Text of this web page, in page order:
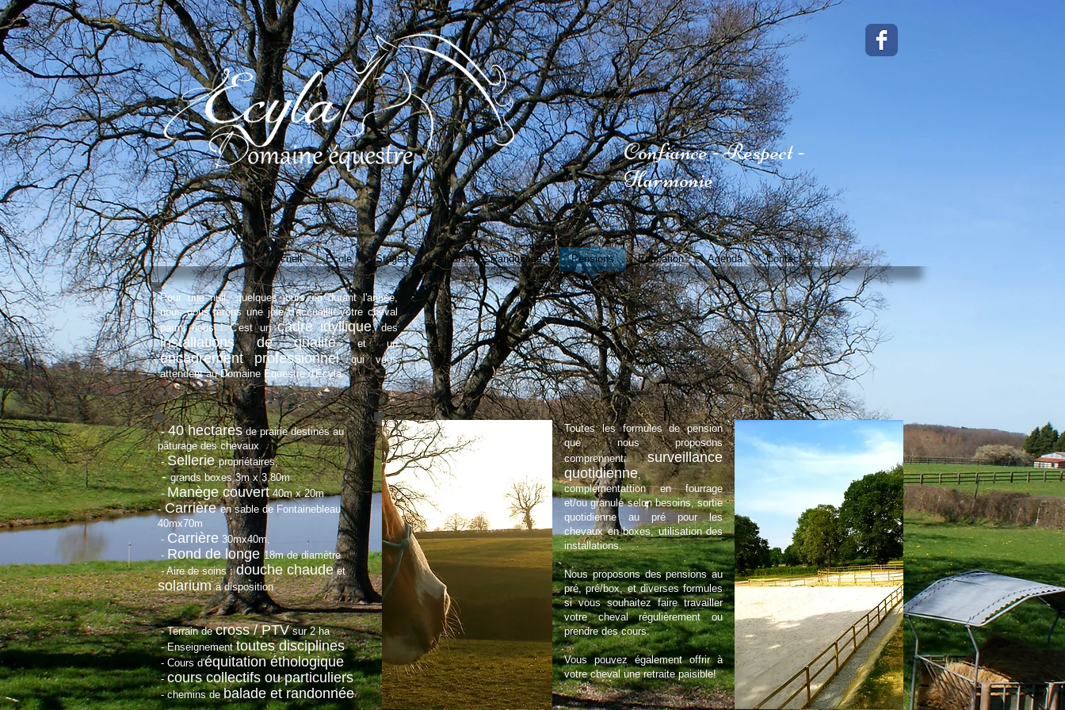
Confiance - Respect -
Harmonie
Accueil Ecole Stages Séjours Randonnées Pensions Education Agenda Contact
Pour une nuit, quelques jours ou durant l'année,
nous nous ferons une joie d'accueillir votre cheval
parmi nous ! C'est uncadre idyllique, des
installations de qualitéet un
encadrement professionnelqui vous
attendent au Domaine Equestre d'Ecyla.
-40hectaresde prairie destinés au
pâturage des chevaux
-Selleriepropriétaires,
-grands boxes3m x 3,80m
-Manège couvert40m x 20m
-Carrièreen sable de Fontainebleau
40mx70m
- Carrière 30mx40m,
- Rond de longe18m de diamètre
- Aire de soins :douche chaudeet
solariumà disposition
- Terrain decross / PTVsur 2 ha
- Enseignementtoutes disciplines
- Cours d'équitation éthologique
-cours collectifs ou particuliers
- chemins debalade et randonnée
Toutes les formules de pension
que nous proposons
comprennent:surveillance
quotidienne,
complémentattion en fourrage
et/ou granulé selon besoins, sortie
quotidienne au pré pour les
chevaux en boxes, utilisation des
installations.
Nous proposons des pensions au
pré, pré/box, et diverses formules
si vous souhaitez faire travailler
votre cheval régulièrement ou
prendre des cours.
Vous pouvez également offrir à
votre cheval une retraite paisible!